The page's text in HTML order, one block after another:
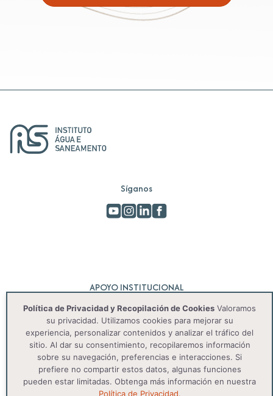
Síganos
APOYO INSTITUCIONAL
© 2025 IAS. Todos os direitos reservados.
Política de Privacidad y Recopilación de Cookies Valoramos
su privacidad. Utilizamos cookies para mejorar su
experiencia, personalizar contenidos y analizar el tráfico del
sitio. Al dar su consentimiento, recopilaremos información
sobre su navegación, preferencias e interacciones. Si
prefiere no compartir estos datos, algunas funciones
pueden estar limitadas. Obtenga más información en nuestra
Política de Privacidad.